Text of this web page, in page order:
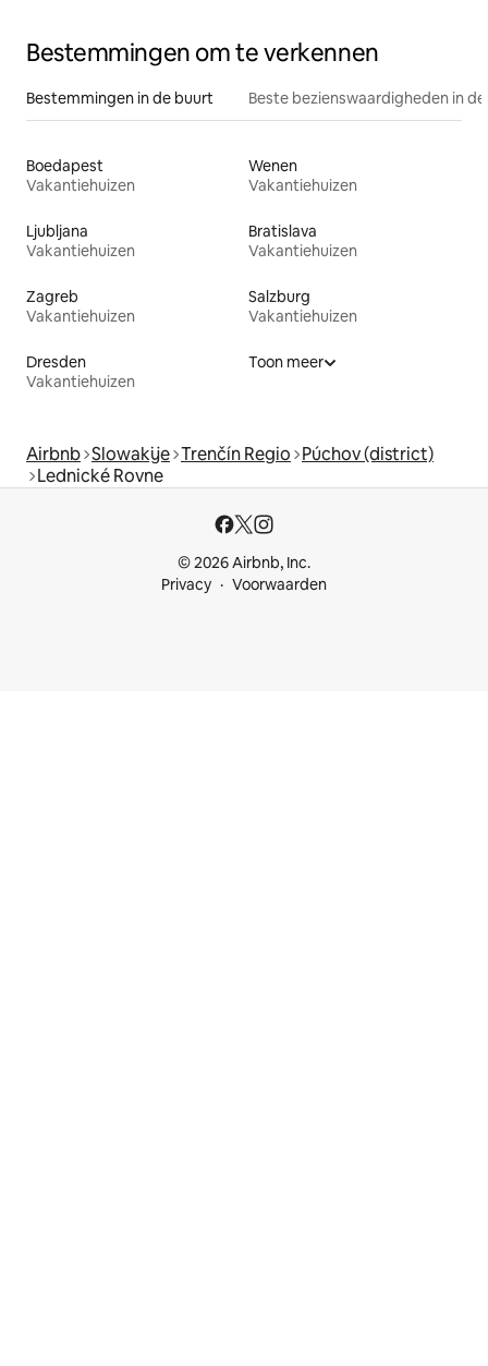
Bestemmingen om te verkennen
Bestemmingen in de buurt Beste bezienswaardigheden in
Boedapest
Vakantiehuizen
Wenen
Vakantiehuizen
Ljubljana
Vakantiehuizen
Bratislava
Vakantiehuizen
Zagreb
Vakantiehuizen
Salzburg
Vakantiehuizen
Dresden
Vakantiehuizen
Toon meer
Airbnb Slowakije Trenčín Regio Púchov (district)
Lednické Rovne
© 2026 Airbnb, Inc.
Privacy
Voorwaarden